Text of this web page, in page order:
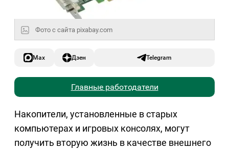
Фото с сайта pixabay.com
Max Дзен Telegram
Главные работодатели
Накопители, установленные в старых
компьютерах и игровых консолях, могут
получить вторую жизнь в качестве внешнего